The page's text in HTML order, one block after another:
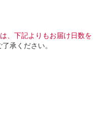
、下記よりもお届け日数を
承ください。